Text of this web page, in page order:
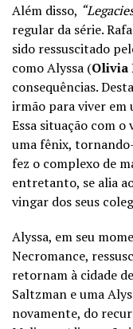
Além disso,
regular da série.
sido ressuscitado
como Alyssa (Olivia
consequências.
irmão para viver em
Essa situação com
uma fênix,
fez o complexo de
entretanto, se alia
vingar dos seus
Alyssa, em seu
Necromance,
retornam à cidade
Saltzman e uma
novamente, do